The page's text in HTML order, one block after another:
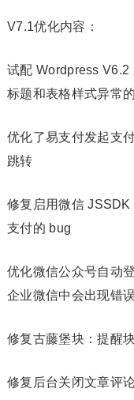
V7.1优化内容：
试配 Wordpress V6.2
标题和表格样式异常
优化了易支付发起支
跳转
修复启用微信
支付的 bug
优化微信公众号自动
企业微信中会出现错
修复古藤堡块：提醒
修复后台关闭文章评